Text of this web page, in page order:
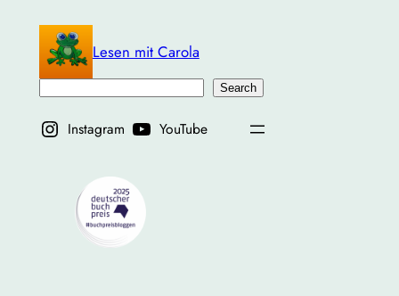
springen
Lesen mit Carola
Search
Instagram YouTube